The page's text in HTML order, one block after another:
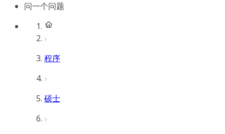
问一个问题
程序
硕士